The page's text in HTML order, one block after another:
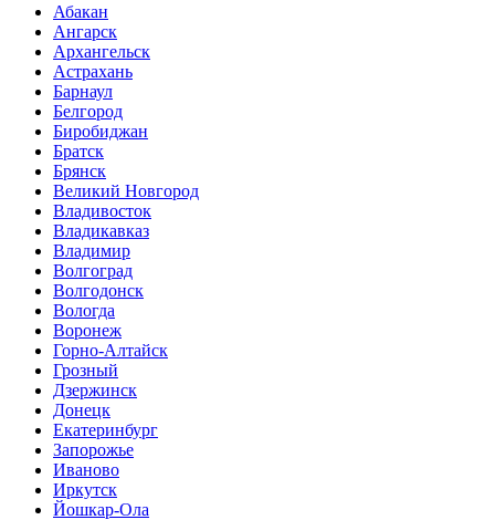
Абакан
Ангарск
Архангельск
Астрахань
Барнаул
Белгород
Биробиджан
Братск
Брянск
Великий Новгород
Владивосток
Владикавказ
Владимир
Волгоград
Волгодонск
Вологда
Воронеж
Горно-Алтайск
Грозный
Дзержинск
Донецк
Екатеринбург
Запорожье
Иваново
Иркутск
Йошкар-Ола